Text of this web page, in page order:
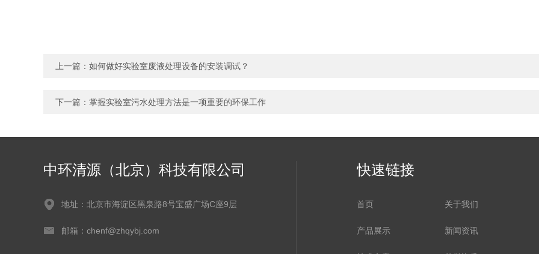
上一篇： 如何做好实验室废液处理设备的安装调试？
下一篇： 掌握实验室污水处理方法是一项重要的环保工作
中环清源（北京）科技有限公司
地址：北京市海淀区黑泉路8号宝盛广场C座9层
邮箱：chenf@zhqybj.com
快速链接
首页 关于我们
产品展示 新闻资讯